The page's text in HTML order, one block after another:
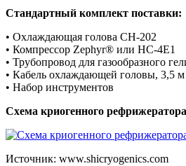
Стандартный комплект поставки:
• Охлаждающая голова CH-202
• Компрессор Zephyr® или HC-4E1
• Трубопровод для газообразного
• Кабель охлаждающей головы, 3,5 м
• Набор инструментов
Схема криогенного
Источник: www.shicryogenics.com